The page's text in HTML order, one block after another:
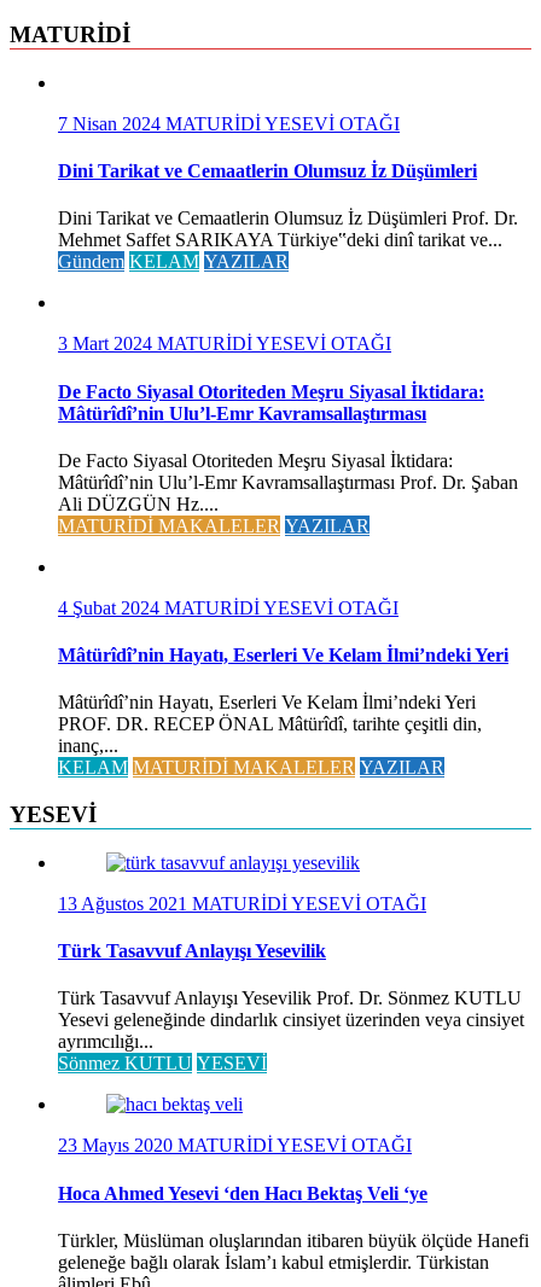
MATURİDİ
7 Nisan 2024 MATURİDİ YESEVİ OTAĞI
Dini Tarikat ve Cemaatlerin Olumsuz İz Düşümleri
Dini Tarikat ve Cemaatlerin Olumsuz İz Düşümleri Prof. Dr.
Mehmet Saffet SARIKAYA Türkiye‟deki dinî tarikat ve...
Gündem KELAM YAZILAR
3 Mart 2024 MATURİDİ YESEVİ OTAĞI
De Facto Siyasal Otoriteden Meşru Siyasal İktidara:
Mâtürîdî’nin Ulu’l-Emr Kavramsallaştırması
De Facto Siyasal Otoriteden Meşru Siyasal İktidara:
Mâtürîdî’nin Ulu’l-Emr Kavramsallaştırması Prof. Dr. Şaban
Ali DÜZGÜN Hz....
MATURİDİ MAKALELER YAZILAR
4 Şubat 2024 MATURİDİ YESEVİ OTAĞI
Mâtürîdî’nin Hayatı, Eserleri Ve Kelam İlmi’ndeki Yeri
Mâtürîdî’nin Hayatı, Eserleri Ve Kelam İlmi’ndeki Yeri
PROF. DR. RECEP ÖNAL Mâtürîdî, tarihte çeşitli din,
inanç,...
KELAM MATURİDİ MAKALELER YAZILAR
YESEVİ
13 Ağustos 2021 MATURİDİ YESEVİ OTAĞI
Türk Tasavvuf Anlayışı Yesevilik
Türk Tasavvuf Anlayışı Yesevilik Prof. Dr. Sönmez KUTLU
Yesevi geleneğinde dindarlık cinsiyet üzerinden veya cinsiyet
ayrımcılığı...
Sönmez KUTLU YESEVİ
23 Mayıs 2020 MATURİDİ YESEVİ OTAĞI
Hoca Ahmed Yesevi ‘den Hacı Bektaş Veli ‘ye
Türkler, Müslüman oluşlarından itibaren büyük ölçüde Hanefi
geleneğe bağlı olarak İslam’ı kabul etmişlerdir. Türkistan